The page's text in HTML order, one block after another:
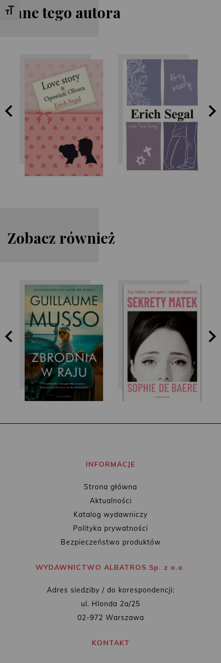
Toggle Font size
Inne tego autora
Erich Segal
Erich Segal
Zobacz również
Guillaume Musso Sophie de Baere
INFORMACJE
Strona główna
Aktualności
Katalog wydawniczy
Polityka prywatności
Bezpieczeństwo produktów
WYDAWNICTWO ALBATROS Sp. z o.o.
Adres siedziby / do korespondencji:
ul. Hlonda 2a/25
02-972 Warszawa
KONTAKT